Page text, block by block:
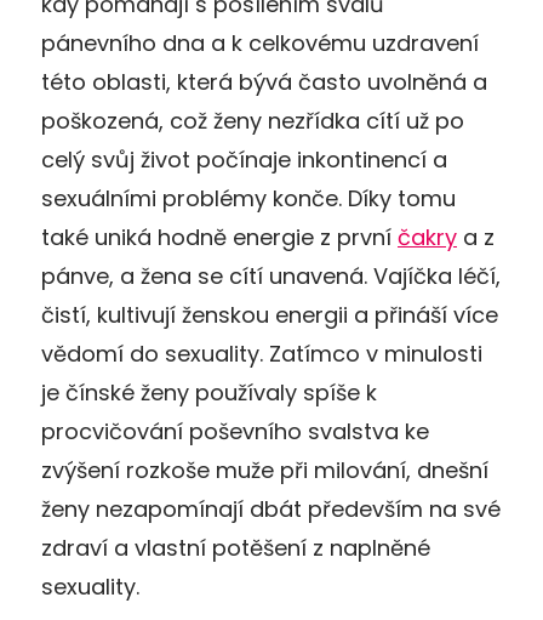
pánevního dna a k celkovému uzdravení
této oblasti, která bývá často uvolněná a
poškozená, což ženy nezřídka cítí už po
celý svůj život počínaje inkontinencí a
sexuálními problémy konče. Díky tomu
také uniká hodně energie z první čakry a z
pánve, a žena se cítí unavená. Vajíčka léčí,
čistí, kultivují ženskou energii a přináší více
vědomí do sexuality. Zatímco v minulosti
je čínské ženy používaly spíše k
procvičování poševního svalstva ke
zvýšení rozkoše muže při milování, dnešní
ženy nezapomínají dbát především na své
zdraví a vlastní potěšení z naplněné
sexuality.